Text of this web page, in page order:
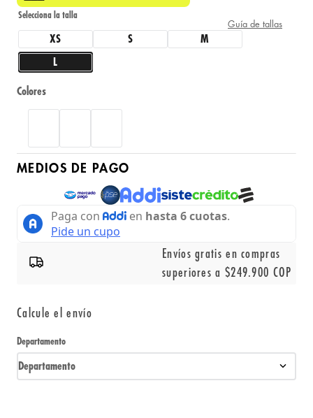
Guía de tallas
XS S M
L
Colores
MEDIOS DE PAGO
Envíos gratis en compras
superiores a $249.900 COP
Calcule el envío
Departamento
Departamento